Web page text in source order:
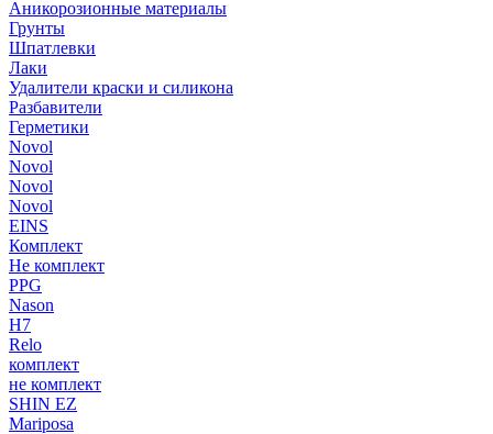
Аникорозионные материалы
Грунты
Шпатлевки
Лаки
Удалители краски и силикона
Разбавители
Герметики
Novol
Novol
Novol
Novol
EINS
Комплект
Не комплект
PPG
Nason
H7
Relo
комплект
не комплект
SHIN EZ
Mariposa